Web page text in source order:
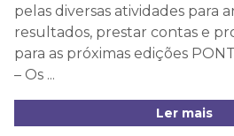
pelas diversas atividades para
resultados, prestar contas e
para as próximas edições
– Os ...
Ler mais